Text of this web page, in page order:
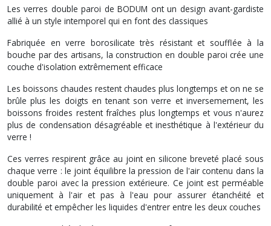
Les verres double paroi de BODUM ont un design avant-gardiste
allié à un style intemporel qui en font des classiques
Fabriquée en verre borosilicate très résistant et soufflée à la
bouche par des artisans, la construction en double paroi crée une
couche d'isolation extrêmement efficace
Les boissons chaudes restent chaudes plus longtemps et on ne se
brûle plus les doigts en tenant son verre et inversemement, les
boissons froides restent fraîches plus longtemps et vous n'aurez
plus de condensation désagréable et inesthétique à l'extérieur du
verre !
Ces verres respirent grâce au joint en silicone breveté placé sous
chaque verre : le joint équilibre la pression de l'air contenu dans la
double paroi avec la pression extérieure. Ce joint est perméable
uniquement à l'air et pas à l'eau pour assurer étanchéité et
durabilité et empêcher les liquides d'entrer entre les deux couches